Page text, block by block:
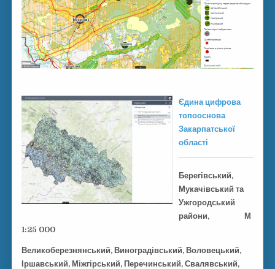
Єдина цифрова
топооснова
Закарпатської
області
Берегівський,
Мукачівський та
Ужгородський
райони,
М
1:25 000
Великоберезнянський, Виноградівський, Воловецький,
Іршавський, Міжгірський, Перечинський, Свалявський,